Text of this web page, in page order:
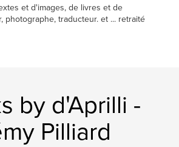
et d'images, de livres et de
photographe, traducteur. et ... retraité
by d'Aprilli -
Pilliard